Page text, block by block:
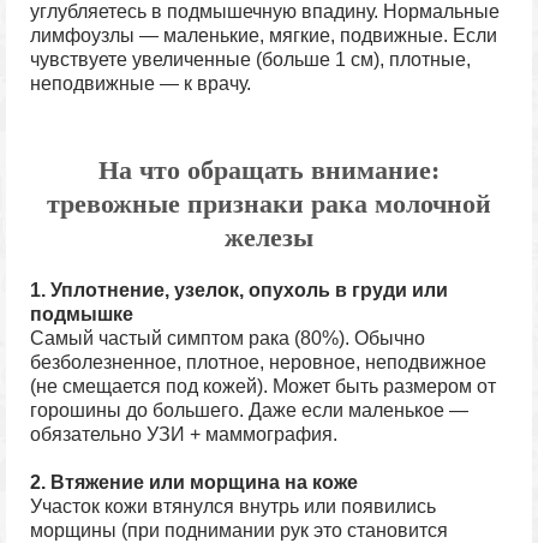
углубляетесь в подмышечную впадину. Нормальные
лимфоузлы — маленькие, мягкие, подвижные. Если
чувствуете увеличенные (больше 1 см), плотные,
неподвижные — к врачу.
На что обращать внимание:
тревожные признаки рака молочной
железы
1. Уплотнение, узелок, опухоль в груди или
подмышке
Самый частый симптом рака (80%). Обычно
безболезненное, плотное, неровное, неподвижное
(не смещается под кожей). Может быть размером от
горошины до большего. Даже если маленькое —
обязательно УЗИ + маммография.
2. Втяжение или морщина на коже
Участок кожи втянулся внутрь или появились
морщины (при поднимании рук это становится